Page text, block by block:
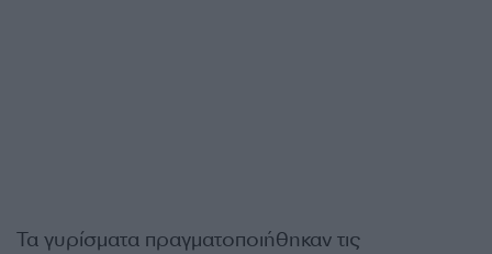
Τα γυρίσματα πραγματοποιήθηκαν τις